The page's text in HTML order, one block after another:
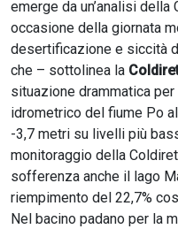
emerge da un’analisi
occasione della giornata
desertificazione e siccità
che – sottolinea la
situazione drammatica
idrometrico del fiume Po
-3,7 metri su livelli più
monitoraggio della
sofferenza anche il lago
riempimento del 22,7%
Nel bacino padano per la